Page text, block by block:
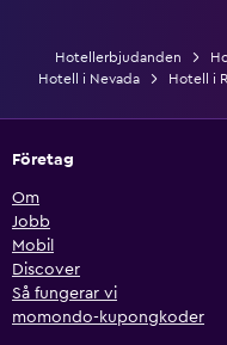
Hotellerbjudanden
Hotell i Nevada
Hotell i
Företag
Om
Jobb
Mobil
Discover
Så fungerar vi
momondo-kupongkoder